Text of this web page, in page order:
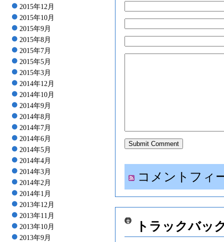
2015年12月
2015年10月
2015年9月
2015年8月
2015年7月
2015年5月
2015年3月
2014年12月
2014年10月
2014年9月
2014年8月
2014年7月
2014年6月
2014年5月
2014年4月
2014年3月
2014年2月
2014年1月
2013年12月
2013年11月
2013年10月
2013年9月
コメントフィ
トラックバッ